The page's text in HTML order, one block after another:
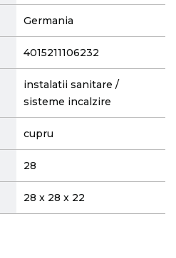
Germania
4015211106232
instalatii sanitare /
sisteme incalzire
cupru
28
28 x 28 x 22